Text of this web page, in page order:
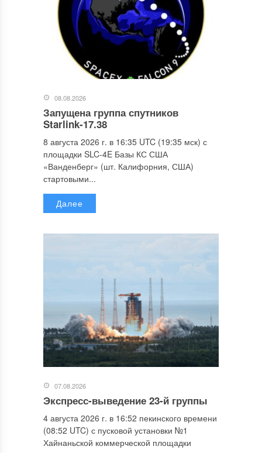
08.08.2026
Запущена группа спутников
Starlink-17.38
8 августа 2026 г. в 16:35 UTC (19:35 мск) с
площадки SLC-4E Базы КС США
«Ванденберг» (шт. Калифорния, США)
стартовыми...
Далее
07.08.2026
Экспресс-выведение 23-й группы
4 августа 2026 г. в 16:52 пекинского времени
(08:52 UTC) с пусковой установки №1
Хайнаньской коммерческой площадки